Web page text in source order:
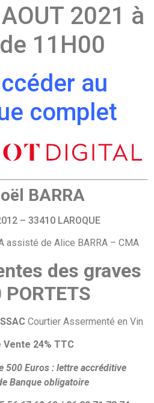
2021 à
11H00
au
complet
BARRA
– 33410 LAROQUE
assisté de Alice BARRA – CMA
des graves
Courtier Assermenté en Vin
Vente 24% TTC
500 Euros : lettre accréditive
Banque obligatoire